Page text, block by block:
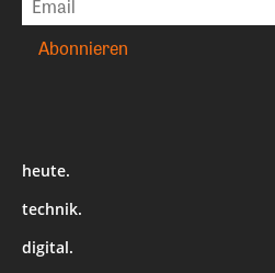
heute.
technik.
digital.